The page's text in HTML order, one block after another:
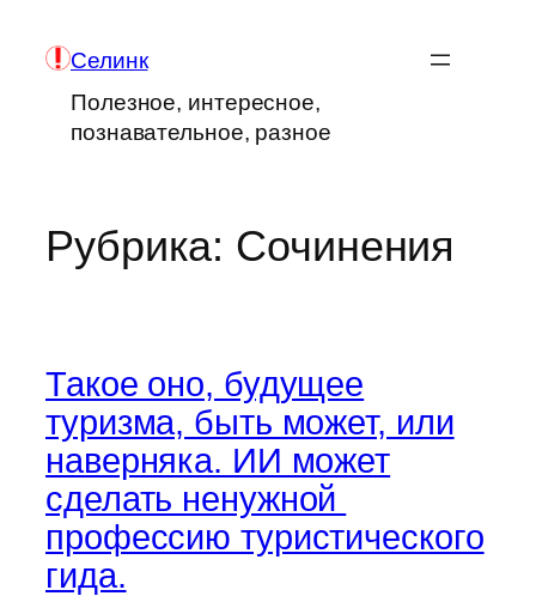
Селинк
Полезное, интересное,
познавательное, разное
Рубрика: Сочинения
Такое оно, будущее
туризма, быть может, или
наверняка. ИИ может
сделать ненужной
профессию туристического
гида.